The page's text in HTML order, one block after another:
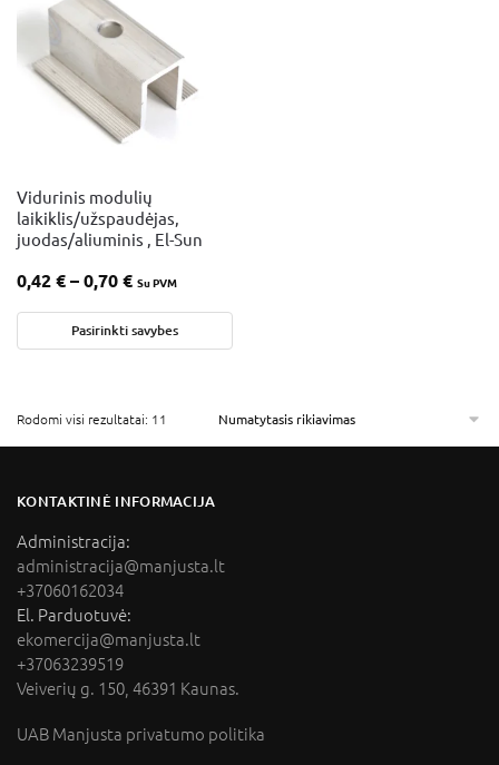
Vidurinis modulių
laikiklis/užspaudėjas,
juodas/aliuminis , El-Sun
0,42€–0,70€ Su PVM
Pasirinkti savybes
Rodomi visi rezultatai: 11
KONTAKTINĖ INFORMACIJA
Administracija:
administracija@manjusta.lt
+37060162034
El. Parduotuvė:
ekomercija@manjusta.lt
+37063239519
Veiverių g. 150, 46391 Kaunas.
UAB Manjusta privatumo politika